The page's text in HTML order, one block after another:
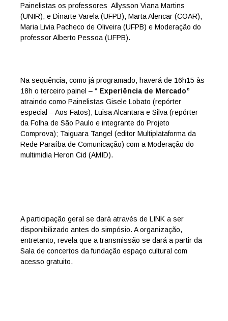
Painelistas os professores Allysson Viana Martins
(UNIR), e Dinarte Varela (UFPB), Marta Alencar (COAR),
Maria Livia Pacheco de Oliveira (UFPB) e Moderação do
professor Alberto Pessoa (UFPB).
Na sequência, como já programado, haverá de 16h15 às
18h o terceiro painel – “ Experiência de Mercado”
atraindo como Painelistas Gisele Lobato (repórter
especial – Aos Fatos); Luisa Alcantara e Silva (repórter
da Folha de São Paulo e integrante do Projeto
Comprova); Taiguara Tangel (editor Multiplataforma da
Rede Paraíba de Comunicação) com a Moderação do
multimidia Heron Cid (AMID).
A participação geral se dará através de LINK a ser
disponibilizado antes do simpósio. A organização,
entretanto, revela que a transmissão se dará a partir da
Sala de concertos da fundação espaço cultural com
acesso gratuito.